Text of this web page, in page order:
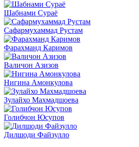
Шабнами Сураё
Сафармухаммад Рустам
Фарахманд Каримов
Валичон Азизов
Нигина Амонкулова
Зулайхо Махмадшоева
Голибчон Юсупов
Дилшоди Файзулло